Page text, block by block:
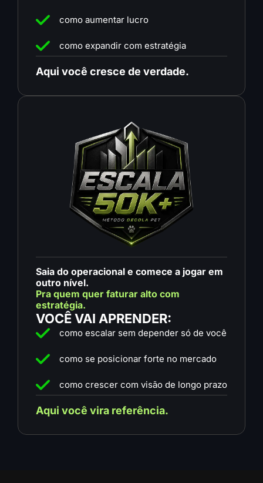
como aumentar lucro
como expandir com estratégia
Aqui você cresce de verdade.
Saia do operacional e comece a jogar em
outro nível.
Pra quem quer faturar alto com
estratégia.
VOCÊ VAI APRENDER:
como escalar sem depender só de você
como se posicionar forte no mercado
como crescer com visão de longo prazo
Aqui você vira referência.